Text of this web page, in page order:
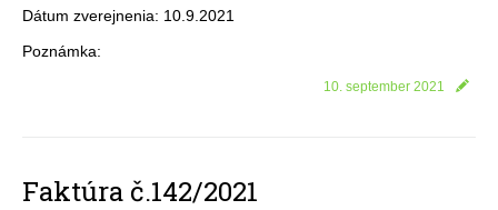
Dátum zverejnenia: 10.9.2021
Poznámka:
10. september 2021
Faktúra č.142/2021